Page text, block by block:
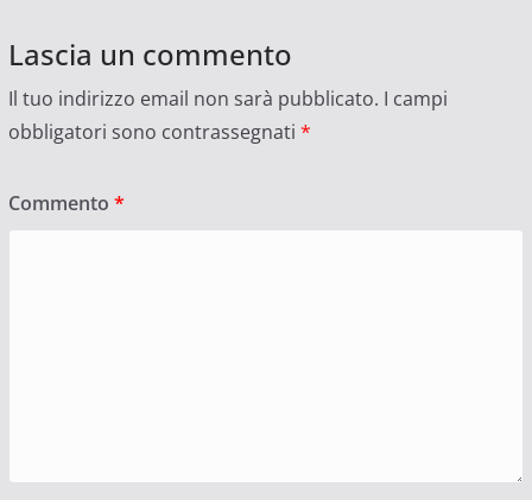
Lascia un commento
Il tuo indirizzo email non sarà pubblicato. I campi
obbligatori sono contrassegnati *
Commento *